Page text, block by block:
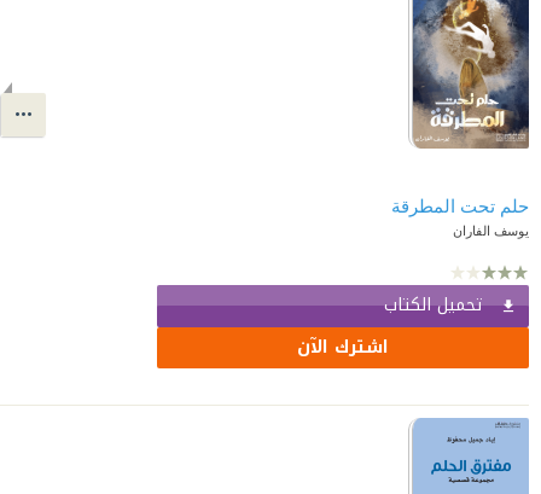
حلم تحت المطرقة
يوسف الفاران
تحميل الكتاب
اشترك الآن